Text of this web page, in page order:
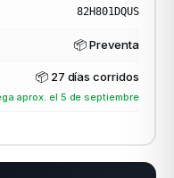
82H801DQUS
📦 Preventa
📦 27 días corridos
aprox. el 5 de septiembre